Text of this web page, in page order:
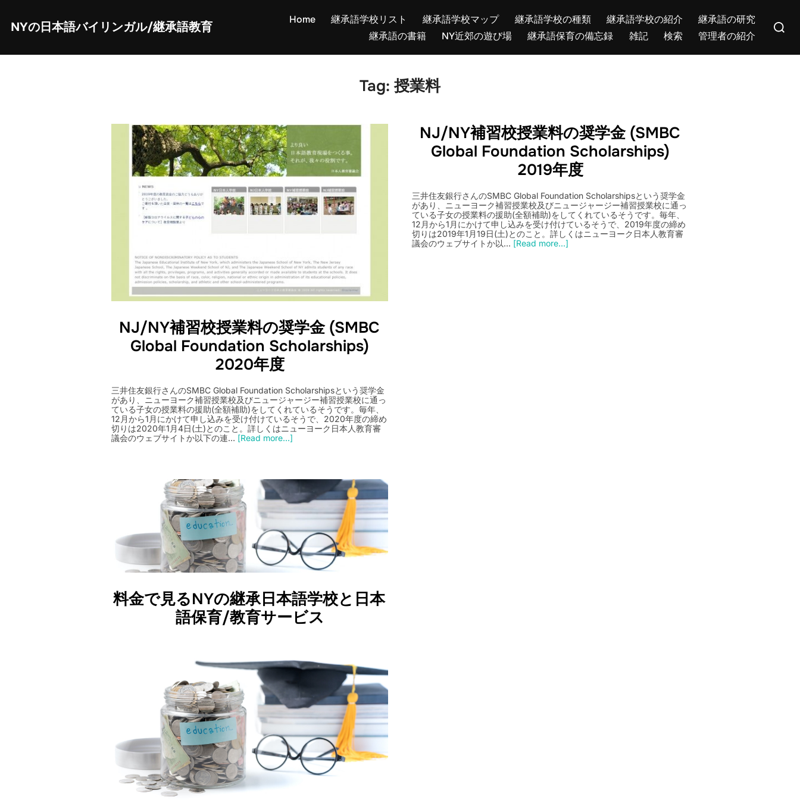
content
NYの日本語バイリンガル/継承語教育
Home 継承語学校リスト 継承語学校マップ 継承語学校の種類 継承語学校の紹介
継承語の研究
継承語の書籍
NY近郊の遊び場 継承語保育の備忘録 雑記 検索 管理者の紹介
for:
Tag: 授業料
NJ/NY補習校授業料の奨学金 (SMBC
Global Foundation Scholarships)
2020年度
三井住友銀行さんのSMBC Global Foundation Scholarshipsという奨学金
があり、ニューヨーク補習授業校及びニュージャージー補習授業校に通っ
ている子女の授業料の援助(全額補助)をしてくれているそうです。毎年、
12月から1月にかけて申し込みを受け付けているそうで、2020年度の締め
切りは2020年1月4日(土)とのこと。詳しくはニューヨーク日本人教育審
議会のウェブサイトか以下の連… [Read more...]
NJ/NY補習校授業料の奨学金 (SMBC
Global Foundation Scholarships)
2019年度
三井住友銀行さんのSMBC Global Foundation Scholarshipsという奨学金
があり、ニューヨーク補習授業校及びニュージャージー補習授業校に通っ
ている子女の授業料の援助(全額補助)をしてくれているそうです。毎年、
12月から1月にかけて申し込みを受け付けているそうで、2019年度の締め
切りは2019年1月19日(土)とのこと。詳しくはニューヨーク日本人教育審
議会のウェブサイトか以… [Read more...]
料金で見るNYの継承日本語学校と日本
語保育/教育サービス